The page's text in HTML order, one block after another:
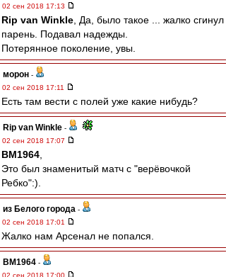
02 сен 2018 17:13
Rip van Winkle , Да, было такое ... жалко сгинул
парень. Подавал надежды.
Потерянное поколение, увы.
морон -
02 сен 2018 17:11
Есть там вести с полей уже какие нибудь?
Rip van Winkle -
02 сен 2018 17:07
BM1964
Это был знаменитый матч с "верёвочкой
Ребко":).
из Белого города -
02 сен 2018 17:01
Жалко нам Арсенал не попался.
BM1964 -
02 сен 2018 17:00